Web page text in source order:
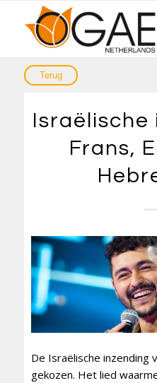
Israëlische
Frans,
De Israëlische inzending
gekozen. Het lied